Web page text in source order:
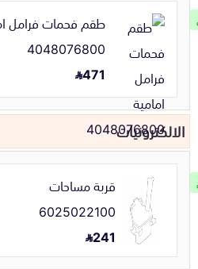
طقم فحمات فرامل
4048076800
471
الالكترونيات
قربة مساحات
6025022100
241